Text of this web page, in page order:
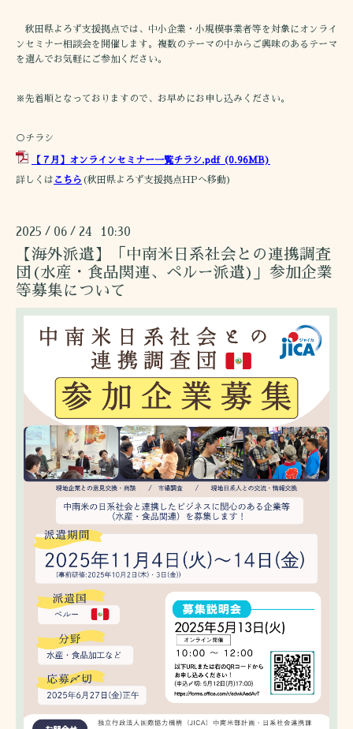
秋田県よろず支援拠点では、中小企業・小規模事業者等を対象にオンライ
ンセミナー相談会を開催します。複数のテーマの中からご興味のあるテーマ
を選んでお気軽にご参加ください。
※先着順となっておりますので、お早めにお申し込みください。
○チラシ
【７月】オンラインセミナー一覧チラシ.pdf(0.96MB)
詳しくは こちら (秋田県よろず支援拠点HPへ移動)
2025 / 06 / 24 10:30
【海外派遣】「中南米日系社会との連携調査
団(水産・食品関連、ペルー派遣)」参加企業
等募集について